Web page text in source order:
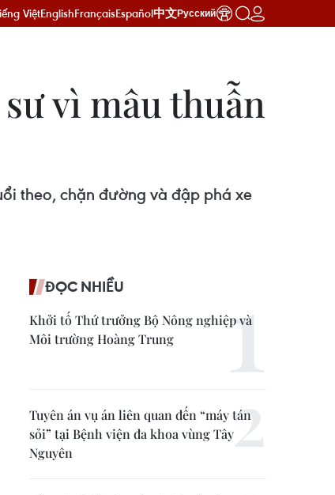
ViệtEnglishFrançaisEspañol中文Русский
vì mâu thuẫn
theo, chặn đường và đập phá xe
ĐỌC NHIỀU
Khởi tố Thứ trưởng Bộ Nông nghiệp và
Môi trường Hoàng Trung
Tuyên án vụ án liên quan đến “máy tán
sỏi” tại Bệnh viện đa khoa vùng Tây
Nguyên